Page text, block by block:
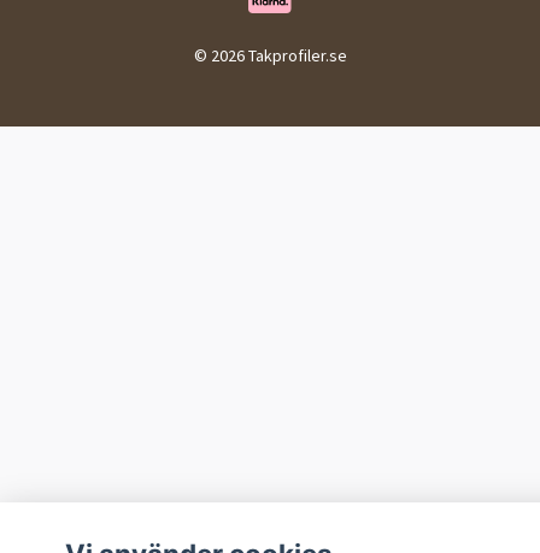
© 2026 Takprofiler.se